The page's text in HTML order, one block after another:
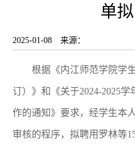
单
2025-01-08 来源：
根据《内江师范学院学
订）》和《关于2024-2025
作的通知》要求，经学生本
审核的程序，拟聘用罗林等